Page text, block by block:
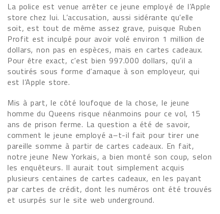
La police est venue arrêter ce jeune employé de l’Apple
store chez lui. L’accusation, aussi sidérante qu’elle
soit, est tout de même assez grave, puisque Ruben
Profit est inculpé pour avoir volé environ 1 million de
dollars, non pas en espèces, mais en cartes cadeaux.
Pour être exact, c’est bien 997.000 dollars, qu’il a
soutirés sous forme d’arnaque à son employeur, qui
est l’Apple store.
Mis à part, le côté loufoque de la chose, le jeune
homme du Queens risque néanmoins pour ce vol, 15
ans de prison ferme. La question a été de savoir,
comment le jeune employé a–t-il fait pour tirer une
pareille somme à partir de cartes cadeaux. En fait,
notre jeune New Yorkais, a bien monté son coup, selon
les enquêteurs. Il aurait tout simplement acquis
plusieurs centaines de cartes cadeaux, en les payant
par cartes de crédit, dont les numéros ont été trouvés
et usurpés sur le site web underground.